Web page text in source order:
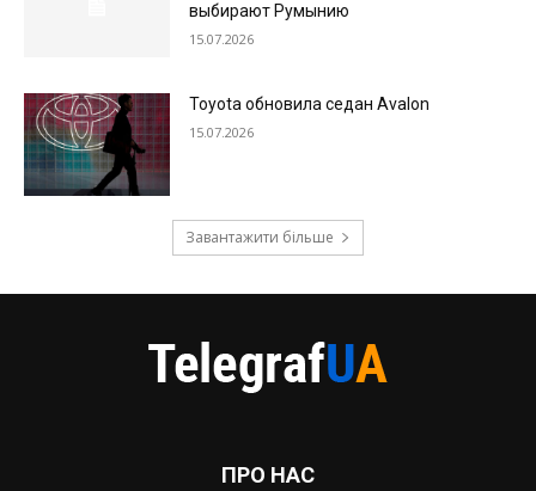
выбирают Румынию
15.07.2026
Toyota обновила седан Avalon
15.07.2026
Завантажити більше
ПРО НАС